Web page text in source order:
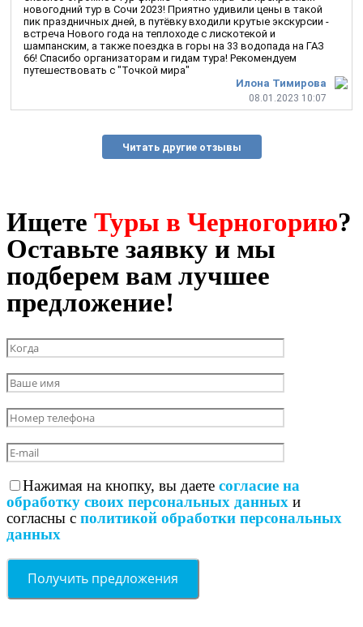
Илона Тимирова
08.01.2023 10:07
новогодний тур в Сочи 2023! Приятно удивили цены в такой
пик праздничных дней, в путёвку входили крутые экскурсии -
встреча Нового года на теплоходе с лискотекой и
шампанским, а также поездка в горы на 33 водопада на ГАЗ
66! Спасибо организаторам и гидам тура! Рекомендуем
путешествовать с "Точкой мира"
Читать другие отзывы
Ищете Туры в Черногорию?
Оставьте заявку и мы
подберем вам лучшее
предложение!
Нажимая на кнопку, вы даете согласие на
обработку своих персональных данных и
согласны с политикой обработки персональных
данных